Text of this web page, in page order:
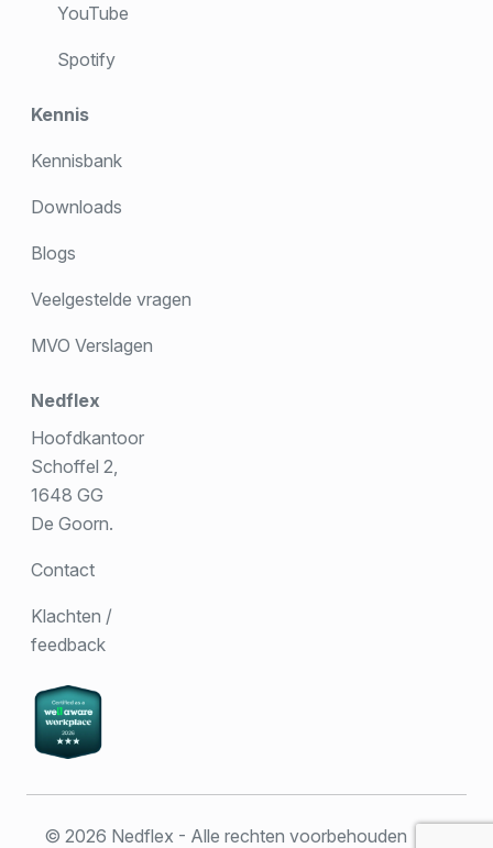
YouTube
Spotify
Kennis
Kennisbank
Downloads
Blogs
Veelgestelde vragen
MVO Verslagen
Nedflex
Hoofdkantoor
Schoffel 2,
1648 GG
De Goorn.
Contact
Klachten /
feedback
© 2026 Nedflex - Alle rechten voorbehouden